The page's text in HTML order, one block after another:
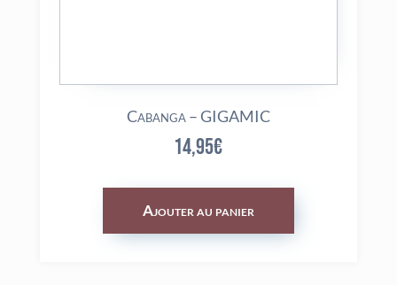
Cabanga – GIGAMIC
14,95€
Ajouter au panier